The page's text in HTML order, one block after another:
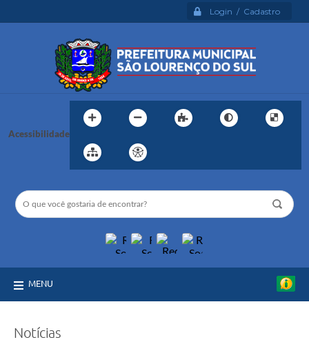
Login / Cadastro
Acessibilidade
MENU
Notícias